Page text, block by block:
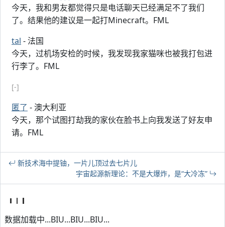
今天，我和男友都觉得只是电话聊天已经满足不了我们
了。结果他的建议是一起打Minecraft。FML
tal - 法国
今天，过机场安检的时候，我发现我家猫咪也被我打包进
行李了。FML
[-]
匿了 - 澳大利亚
今天，那个试图打劫我的家伙在脸书上向我发送了好友申
请。FML
新技术海中提铀，一片儿顶过去七片儿
宇宙起源新理论：不是大爆炸，是“大冷冻”
数据加载中...BIU...BIU...BIU...